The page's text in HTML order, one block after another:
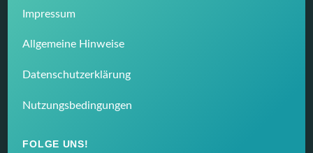
Impressum
Allgemeine Hinweise
Datenschutzerklärung
Nutzungsbedingungen
FOLGE UNS!